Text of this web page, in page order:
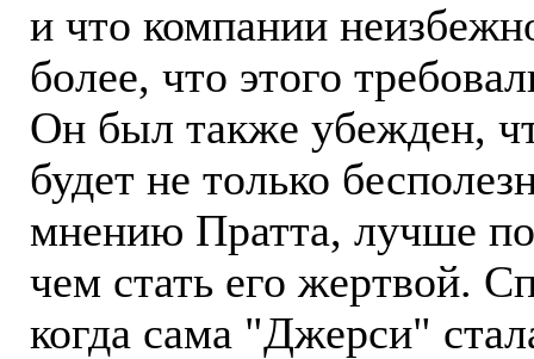
и что компании
более, что этого
Он был также убежден,
будет не только
мнению Пратта, лучше
чем стать его жертвой.
когда сама "Джерси"